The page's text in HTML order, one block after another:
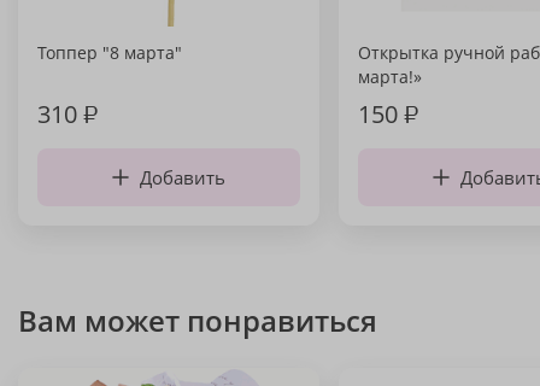
Топпер "8 марта"
310₽
Добавить
Открытка ручной
марта!»
150₽
Вам может понравиться